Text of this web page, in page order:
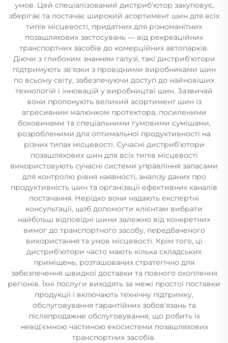
умов. Цей спеціалізований дистриб'ютор закуповує,
зберігає та постачає широкий асортимент шин для всіх
типів місцевості, придатних для різноманітних
позашляхових застосувань — від рекреаційних
транспортних засобів до комерційних автопарків.
Діючи з глибоким знанням галузі, такі дистриб'ютори
підтримують зв'язки з провідними виробниками шин
по всьому світу, забезпечуючи доступ до найновіших
технологій і інновацій у виробництві шин. Зазвичай
вони пропонують великий асортимент шин із
агресивним малюнком протектора, посиленими
боковинами та спеціальними гумовими сумішами,
розробленими для оптимальної продуктивності на
різних типах місцевості. Сучасні дистриб'ютори
позашляхових шин для всіх типів місцевості
використовують сучасні системи управління запасами
для контролю рівня наявності, аналізу даних про
продуктивність шин та організації ефективних каналів
постачання. Нерідко вони надають експертні
консультації, щоб допомогти клієнтам вибрати
найбільш відповідні шини залежно від конкретних
вимог до транспортного засобу, передбаченого
використання та умов місцевості. Крім того, ці
дистриб'ютори часто мають кілька складських
приміщень, розташованих стратегічно для
забезпечення швидкої доставки та повного охоплення
регіонів. Їхні послуги виходять за межі простої поставки
продукції і включають технічну підтримку,
обслуговування гарантійних зобов'язань та
післяпродажне обслуговування, що робить їх
невід'ємною частиною екосистеми позашляхових
транспортних засобів.